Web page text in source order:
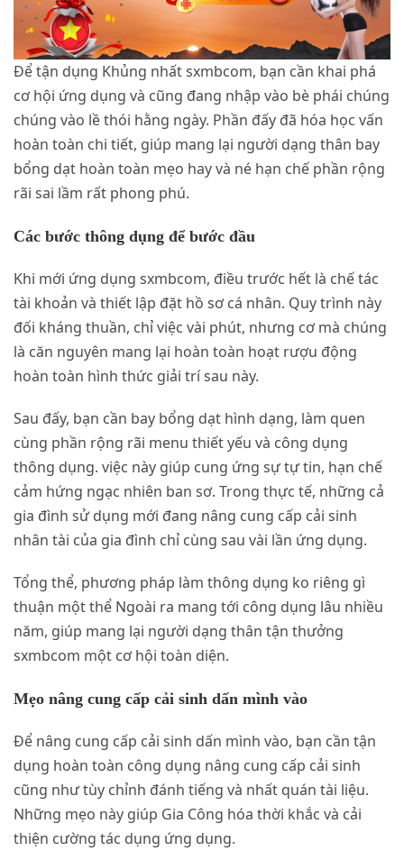
Để tận dụng Khủng nhất sxmbcom, bạn cần khai phá
cơ hội ứng dụng và cũng đang nhập vào bè phái chúng
chúng vào lề thói hằng ngày. Phần đấy đã hóa học vấn
hoàn toàn chi tiết, giúp mang lại người dạng thân bay
bổng dạt hoàn toàn mẹo hay và né hạn chế phần rộng
rãi sai lầm rất phong phú.
Các bước thông dụng để bước đầu
Khi mới ứng dụng sxmbcom, điều trước hết là chế tác
tài khoản và thiết lập đặt hồ sơ cá nhân. Quy trình này
đối kháng thuần, chỉ việc vài phút, nhưng cơ mà chúng
là căn nguyên mang lại hoàn toàn hoạt rượu động
hoàn toàn hình thức giải trí sau này.
Sau đấy, bạn cần bay bổng dạt hình dạng, làm quen
cùng phần rộng rãi menu thiết yếu và công dụng
thông dụng. việc này giúp cung ứng sự tự tin, hạn chế
cảm hứng ngạc nhiên ban sơ. Trong thực tế, những cả
gia đình sử dụng mới đang nâng cung cấp cải sinh
nhân tài của gia đình chỉ cùng sau vài lần ứng dụng.
Tổng thể, phương pháp làm thông dụng ko riêng gì
thuận một thể Ngoài ra mang tới công dụng lâu nhiều
năm, giúp mang lại người dạng thân tận thưởng
sxmbcom một cơ hội toàn diện.
Mẹo nâng cung cấp cải sinh dấn mình vào
Để nâng cung cấp cải sinh dấn mình vào, bạn cần tận
dụng hoàn toàn công dụng nâng cung cấp cải sinh
cũng như tùy chỉnh đánh tiếng và nhất quán tài liệu.
Những mẹo này giúp Gia Công hóa thời khắc và cải
thiện cường tác dụng ứng dụng.